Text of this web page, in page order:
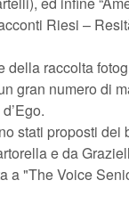
Riesi –
raccolta
gran numero di
stati proposti
e da
a "The Voice